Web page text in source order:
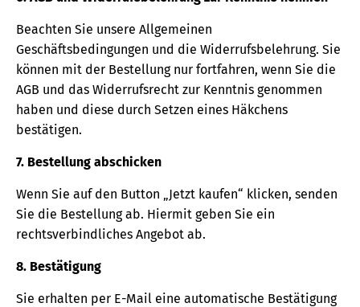
Beachten Sie unsere Allgemeinen
Geschäftsbedingungen und die Widerrufsbelehrung. Sie
können mit der Bestellung nur fortfahren, wenn Sie die
AGB und das Widerrufsrecht zur Kenntnis genommen
haben und diese durch Setzen eines Häkchens
bestätigen.
7. Bestellung abschicken
Wenn Sie auf den Button „Jetzt kaufen“ klicken, senden
Sie die Bestellung ab. Hiermit geben Sie ein
rechtsverbindliches Angebot ab.
8. Bestätigung
Sie erhalten per E-Mail eine automatische Bestätigung